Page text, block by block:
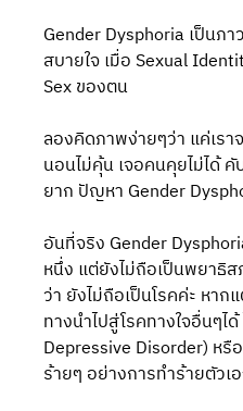
Gender Dysphoria เป็นภ
สบายใจ เมื่อ Sexual
Sex ของตน
ลองคิดภาพง่ายๆว่า แค่เร
นอนไม่คุ้น เจอคนคุยไม่ได้
ยาก ปัญหา Gender
อันที่จริง Gender
หนึ่ง แต่ยังไม่ถือเป็นพยาธิ
ว่า ยังไม่ถือเป็นโรคค่ะ หา
ทางนำไปสู่โรคทางใจอื่นๆได้
Depressive Disorder) ห
ร้ายๆ อย่างการทำร้ายตัวเ